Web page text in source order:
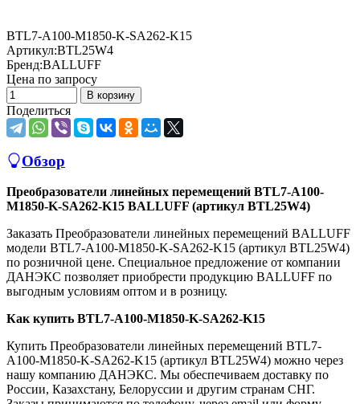
BTL7-A100-M1850-K-SA262-K15
Артикул:BTL25W4
Бренд:BALLUFF
Цена по запросу
В корзину
Поделиться
Обзор
Преобразователи линейных перемещений BTL7-A100-
M1850-K-SA262-K15 BALLUFF (артикул BTL25W4)
Заказать Преобразователи линейных перемещений BALLUFF
модели BTL7-A100-M1850-K-SA262-K15 (артикул BTL25W4)
по розничной цене. Специальное предложение от компании
ДАНЭКС позволяет приобрести продукцию BALLUFF по
выгодным условиям оптом и в розницу.
Как купить BTL7-A100-M1850-K-SA262-K15
Купить Преобразователи линейных перемещений BTL7-
A100-M1850-K-SA262-K15 (артикул BTL25W4) можно через
нашу компанию ДАНЭКС. Мы обеспечиваем доставку по
России, Казахстану, Белоруссии и другим странам СНГ.